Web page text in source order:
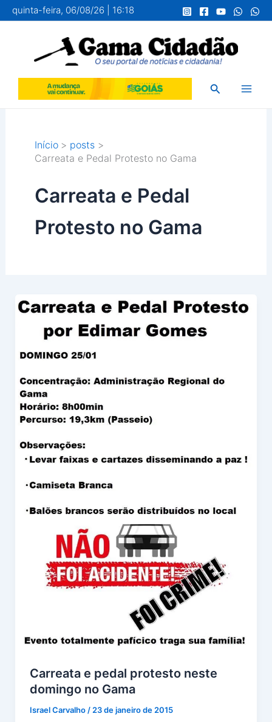
para
conteúdo
quinta-feira, 06/08/26 | 16:18
Pesquisar
Início
posts
Carreata e Pedal Protesto no Gama
Carreata e Pedal
Protesto no Gama
Carreata e pedal protesto neste
domingo no Gama
Israel Carvalho/23 de janeiro de 2015